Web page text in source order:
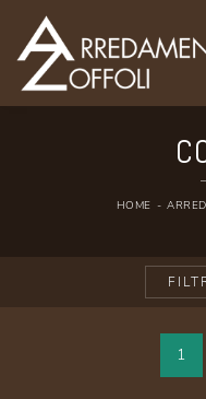
HOME -
1